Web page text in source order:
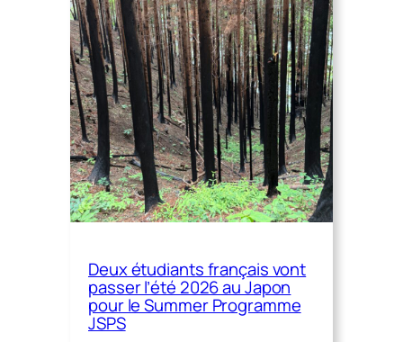
Deux étudiants français vont
passer l’été 2026 au Japon
pour le Summer Programme
JSPS